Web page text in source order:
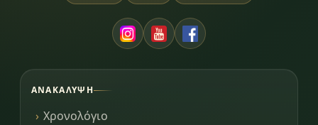
ΑΝΑΚΆΛΥΨΗ
Χρονολόγιο